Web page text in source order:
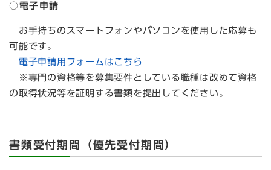
○電子申請
お手持ちのスマートフォンやパソコンを使用した応募も
可能です。
電子申請用フォームはこちら
※専門の資格等を募集要件としている職種は改めて資格
の取得状況等を証明する書類を提出してください。
書類受付期間（優先受付期間）